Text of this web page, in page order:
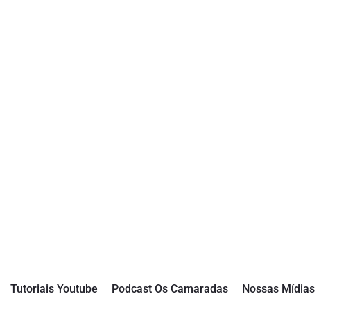
Tutoriais Youtube Podcast Os Camaradas Nossas Mídias